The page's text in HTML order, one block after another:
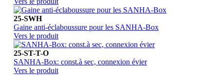
25-SWH
Gaine anti-éclaboussure pour les SANHA-Box
Vers le produit
25-ST-T-O
SANHA-Box: const.à sec, connexion évier
Vers le produit